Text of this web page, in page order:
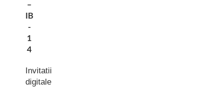
–
IB
-
1
4
Invitatii
digitale